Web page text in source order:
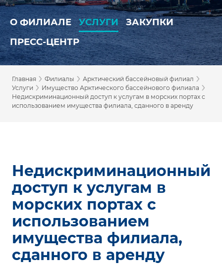
О ФИЛИАЛЕ УСЛУГИ
ЗАКУПКИ
ПРЕСС-ЦЕНТР
Главная › Филиалы › Арктический бассейновый филиал ›
Услуги › Имущество Арктического бассейнового филиала ›
Недискриминационный доступ к услугам в морских портах с
использованием имущества филиала, сданного в аренду
Недискриминационный
доступ к услугам в
морских портах с
использованием
имущества филиала,
сданного в аренду